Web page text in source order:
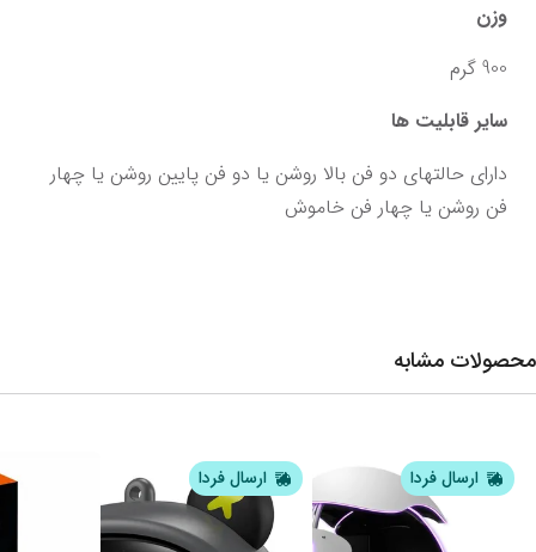
وزن
900 گرم
سایر قابلیت‌ ها
فن روشن یا چهار فن خاموش
محصولات مشابه
ارسال فردا ارسال فردا